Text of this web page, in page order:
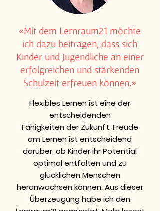
«Mit dem Lernraum21 möchte
ich dazu beitragen, dass sich
Kinder und Jugendliche an einer
erfolgreichen und stärkenden
Schulzeit erfreuen können.»
Flexibles Lernen ist eine der
entscheidenden
Fähigkeiten der Zukunft. Freude
am Lernen ist entscheidend
darüber, ob Kinder ihr Potential
optimal entfalten und zu
glücklichen Menschen
heranwachsen können. Aus dieser
Überzeugung habe ich den